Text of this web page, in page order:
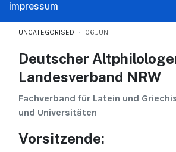
impressum
UNCATEGORISED 06.JUNI
Deutscher
Landesverband NRW
Fachverband für Latein und
und Universitäten
Vorsitzende: